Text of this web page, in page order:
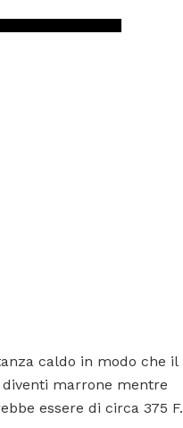
caldo in modo che il
marrone mentre
essere di circa 375 F.